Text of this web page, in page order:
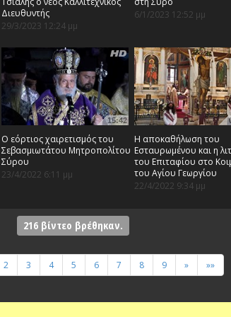
Διευθυντής
29/3/2023 12:24 μμ
6/1/2023 12:52 μμ
15:42
Ο εόρτιος χαιρετισμός του
Σεβασμιωτάτου Μητροπολίτου
Σύρου
23/4/2022 6:11 μμ
Η αποκαθήλωση του
Εσταυρωμένου και η
του Επιταφίου στο
του Αγίου Γεωργίου
22/4/2022 9:34 μμ
216βίντεο βρέθηκαν.
2 3 4 5 6 7 8 9 » »»